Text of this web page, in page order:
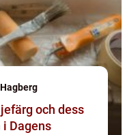
och dess
Dagens